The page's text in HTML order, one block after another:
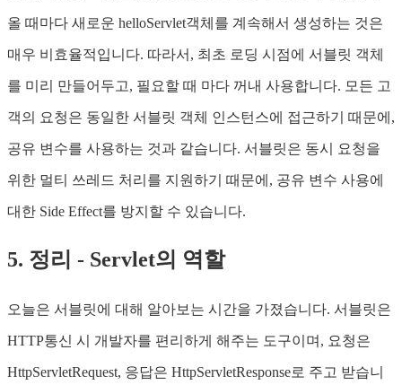
올 때마다 새로운 helloServlet객체를 계속해서 생성하는 것은
매우 비효율적입니다. 따라서, 최초 로딩 시점에 서블릿 객체
를 미리 만들어두고, 필요할 때 마다 꺼내 사용합니다. 모든 고
객의 요청은 동일한 서블릿 객체 인스턴스에 접근하기 때문에,
공유 변수를 사용하는 것과 같습니다. 서블릿은 동시 요청을
위한 멀티 쓰레드 처리를 지원하기 때문에, 공유 변수 사용에
대한 Side Effect를 방지할 수 있습니다.
5. 정리 - Servlet의 역할
오늘은 서블릿에 대해 알아보는 시간을 가졌습니다. 서블릿은
HTTP통신 시 개발자를 편리하게 해주는 도구이며, 요청은
HttpServletRequest, 응답은 HttpServletResponse로 주고 받습니